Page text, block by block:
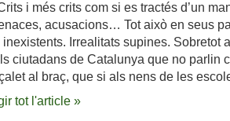
i més crits com si es tractés d’un
acusacions… Tot això en seus
inexistents. Irrealitats supines. Sobretot
ciutadans de Catalunya que no parlin
al braç, que si als nens de les
tot l'article »